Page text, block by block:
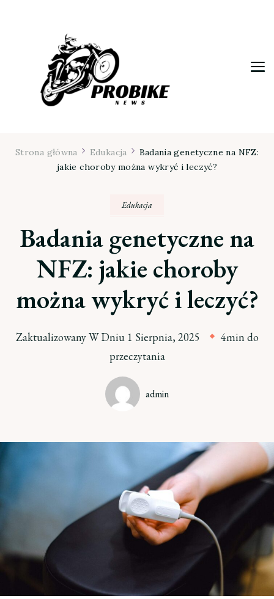
Strona główna Edukacja
Badania genetyczne na NFZ:
jakie choroby można wykryć i leczyć?
Edukacja
Badania genetyczne na
NFZ: jakie choroby
można wykryć i leczyć?
Zaktualizowany W Dniu 1 Sierpnia, 2025
4min do
przeczytania
admin